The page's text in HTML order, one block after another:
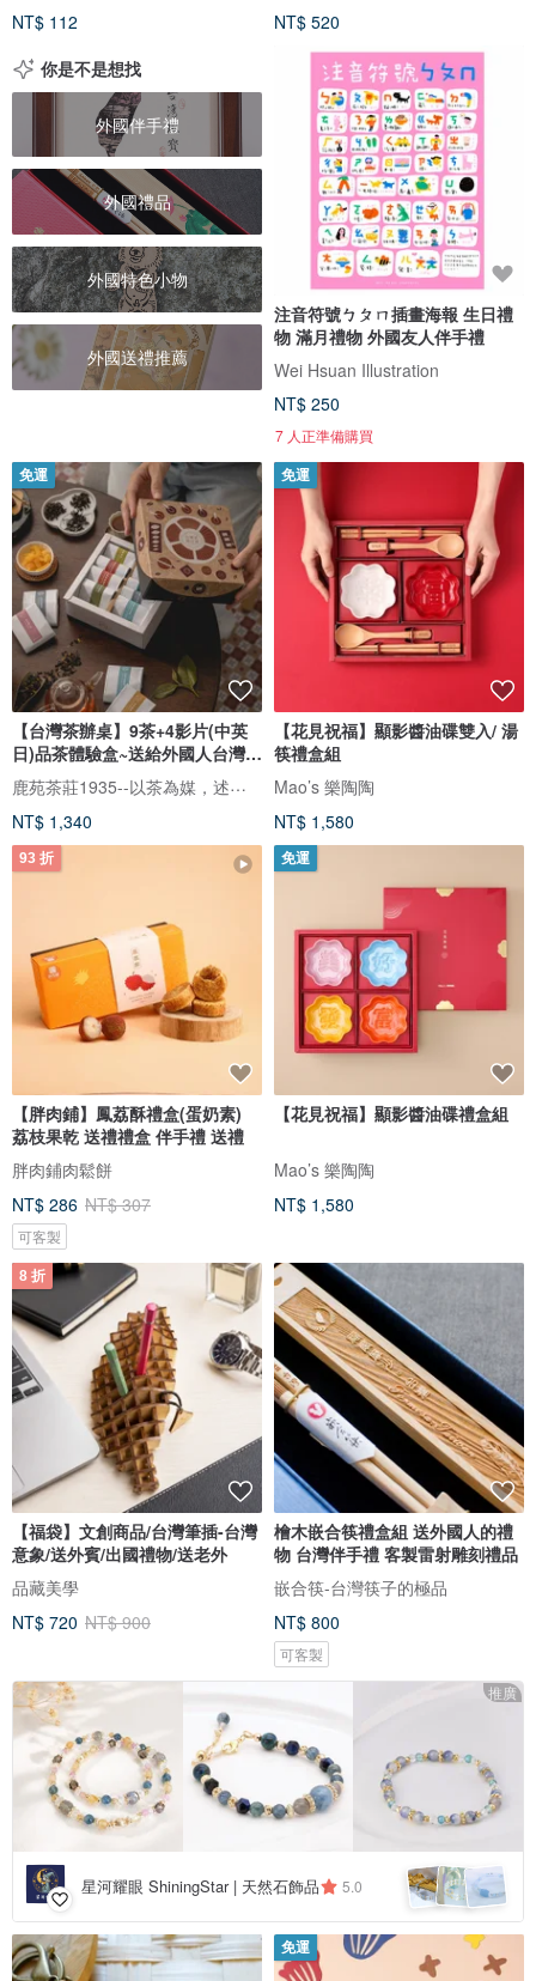
NT$ 112
NT$ 520
你是不是想找
外國伴手禮
外國禮品
外國特色小物
外國送禮推薦
注音符號ㄅㄆㄇ插畫海報 生日禮
物 滿月禮物 外國友人伴手禮
Wei Hsuan Illustration
NT$ 250
7 人正準備購買
免運
【台灣茶辦桌】9茶+4影片(中英
日)品茶體驗盒~送給外國人台灣伴
手
鹿苑茶莊1935--以茶為媒，述說台灣島嶼的故事與溫暖
NT$ 1,340
免運
【花見祝福】顯影醬油碟雙入/ 湯
筷禮盒組
Mao’s 樂陶陶
NT$ 1,580
93 折
【胖肉鋪】鳳荔酥禮盒(蛋奶素)
荔枝果乾 送禮禮盒 伴手禮 送禮
胖肉鋪肉鬆餅
NT$ 286 NT$ 307
可客製
免運
【花見祝福】顯影醬油碟禮盒組
Mao’s 樂陶陶
NT$ 1,580
8 折
【福袋】文創商品/台灣筆插-台灣
意象/送外賓/出國禮物/送老外
品藏美學
NT$ 720 NT$ 900
檜木嵌合筷禮盒組 送外國人的禮
物 台灣伴手禮 客製雷射雕刻禮品
嵌合筷-台灣筷子的極品
NT$ 800
可客製
推廣
星河耀眼 ShiningStar | 天然石飾品 5.0
免運